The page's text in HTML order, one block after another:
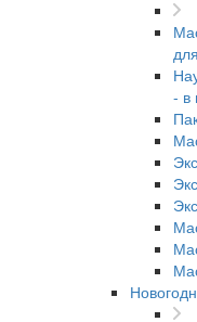
- в